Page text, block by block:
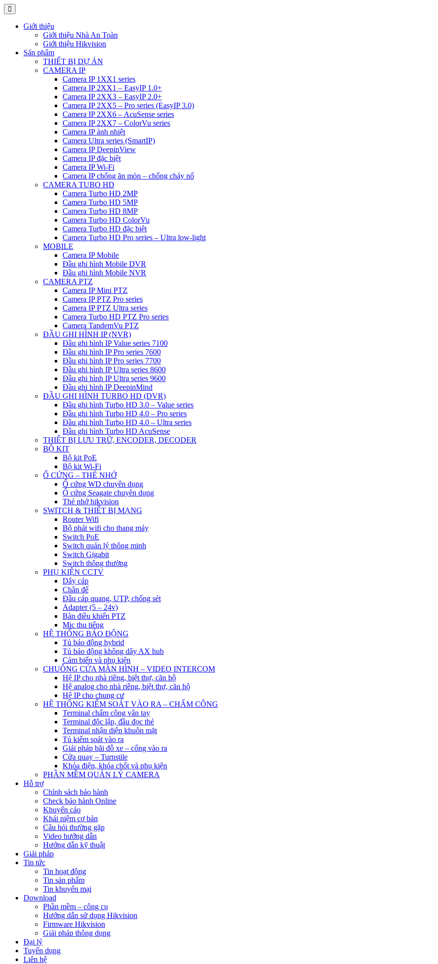
Giới thiệu
Giới thiệu Nhà An Toàn
Giới thiệu Hikvision
Sản phẩm
THIẾT BỊ DỰ ÁN
CAMERA IP
Camera IP 1XX1 series
Camera IP 2XX1 – EasyIP 1.0+
Camera IP 2XX3 – EasyIP 2.0+
Camera IP 2XX5 – Pro series (EasyIP 3.0)
Camera IP 2XX6 – AcuSense series
Camera IP 2XX7 – ColorVu series
Camera IP ảnh nhiệt
Camera Ultra series (SmartIP)
Camera IP DeepinView
Camera IP đặc biệt
Camera IP Wi-Fi
Camera IP chống ăn mòn – chống cháy nổ
CAMERA TUBO HD
Camera Turbo HD 2MP
Camera Turbo HD 5MP
Camera Turbo HD 8MP
Camera Turbo HD ColorVu
Camera Turbo HD đặc biệt
Camera Turbo HD Pro series – Ultra low-light
MOBILE
Camera IP Mobile
Đầu ghi hình Mobile DVR
Đầu ghi hình Mobile NVR
CAMERA PTZ
Camera IP Mini PTZ
Camera IP PTZ Pro series
Camera IP PTZ Ultra series
Camera Turbo HD PTZ Pro series
Camera TandemVu PTZ
ĐẦU GHI HÌNH IP (NVR)
Đầu ghi hình IP Value series 7100
Đầu ghi hình IP Pro series 7600
Đầu ghi hình IP Pro series 7700
Đầu ghi hình IP Ultra series 8600
Đầu ghi hình IP Ultra series 9600
Đầu ghi hình IP DeepinMind
ĐẦU GHI HÌNH TURBO HD (DVR)
Đầu ghi hình Turbo HD 3.0 – Value series
Đầu ghi hình Turbo HD 4.0 – Pro series
Đầu ghi hình Turbo HD 4.0 – Ultra series
Đầu ghi hình Turbo HD AcuSense
THIẾT BỊ LƯU TRỮ, ENCODER, DECODER
BỘ KIT
Bộ kit PoE
Bộ kit Wi-Fi
Ổ CỨNG – THẺ NHỚ
Ổ cứng WD chuyên dụng
Ổ cứng Seagate chuyên dụng
Thẻ nhớ hikvision
SWITCH & THIẾT BỊ MẠNG
Router Wifi
Bộ phát wifi cho thang máy
Switch PoE
Switch quản lý thông minh
Switch Gigabit
Switch thông thường
PHỤ KIỆN CCTV
Dây cáp
Chân đế
Đầu cáp quang, UTP, chống sét
Adapter (5 – 24v)
Bàn điều khiển PTZ
Mic thu tiếng
HỆ THỐNG BÁO ĐỘNG
Tủ báo động hybrid
Tủ báo động không dây AX hub
Cảm biến và phụ kiện
CHUÔNG CỬA MÀN HÌNH – VIDEO INTERCOM
Hệ IP cho nhà riêng, biệt thự, căn hộ
Hệ analog cho nhà riêng, biệt thự, căn hộ
Hệ IP cho chung cư
HỆ THỐNG KIỂM SOÁT VÀO RA – CHẤM CÔNG
Terminal chấm công vân tay
Terminal độc lập, đầu đọc thẻ
Terminal nhận diện khuôn mặt
Tủ kiểm soát vào ra
Giải pháp bãi đỗ xe – cổng vào ra
Cửa quay – Turnstile
Khóa điện, khóa chốt và phụ kiện
PHẦN MỀM QUẢN LÝ CAMERA
Hỗ trợ
Chính sách bảo hành
Check bảo hành Online
Khuyến cáo
Khái niệm cơ bản
Câu hỏi thường gặp
Video hướng dẫn
Hướng dẫn kỹ thuật
Giải pháp
Tin tức
Tin hoạt động
Tin sản phẩm
Tin khuyến mại
Download
Phần mềm – công cụ
Hướng dẫn sử dụng Hikvision
Firmware Hikvision
Giải pháp thông dụng
Đại lý
Tuyển dụng
Liên hệ